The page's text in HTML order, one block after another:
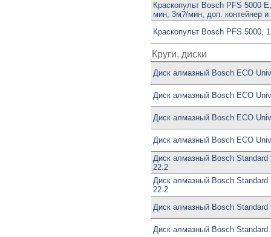
Краскопульт Bosch PFS 5000
мин, 3м?/мин, доп. контейнер
Краскопульт Bosch PFS 5000,
Круги, диски
Диск алмазный Bosch ECO
Диск алмазный Bosch ECO
Диск алмазный Bosch ECO
Диск алмазный Bosch ECO
Диск алмазный Bosch Standard
22.2
Диск алмазный Bosch Standard
22.2
Диск алмазный Bosch Standard
Диск алмазный Bosch Standard